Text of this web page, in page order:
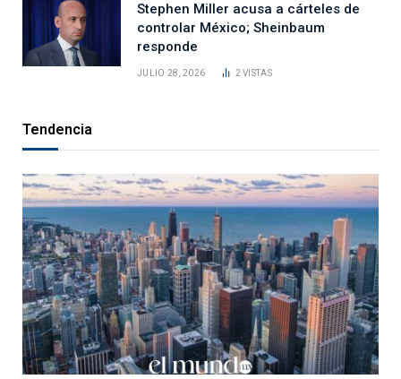
Stephen Miller acusa a cárteles de
controlar México; Sheinbaum
responde
JULIO 28, 2026 2VISTAS
Tendencia